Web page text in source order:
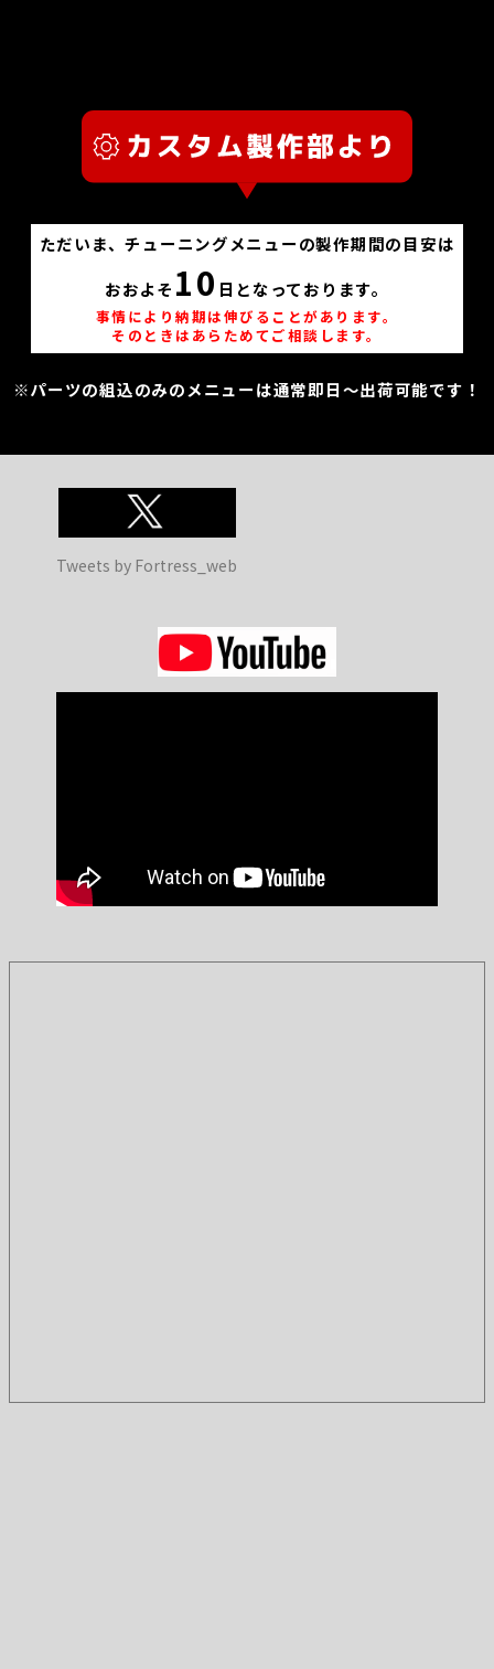
ただいま、チューニングメニューの製作期間の目安は
おおよそ 10 日となっております。
事情により納期は伸びることがあります。
そのときはあらためてご相談します。
※パーツの組込のみのメニューは通常即日～出荷可能です！
Tweets by Fortress_web